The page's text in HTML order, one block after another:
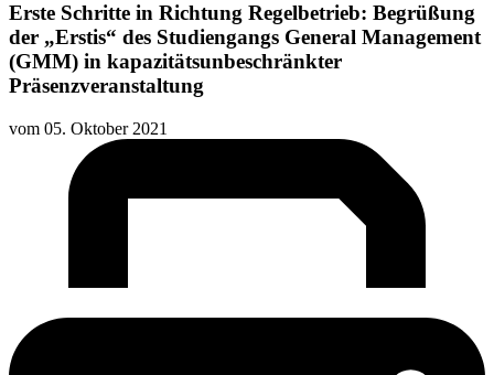
Erste Schritte in Richtung Regelbetrieb: Begrüßung
der „Erstis“ des Studiengangs General Management
(GMM) in kapazitätsunbeschränkter
Präsenzveranstaltung
vom 05. Oktober 2021